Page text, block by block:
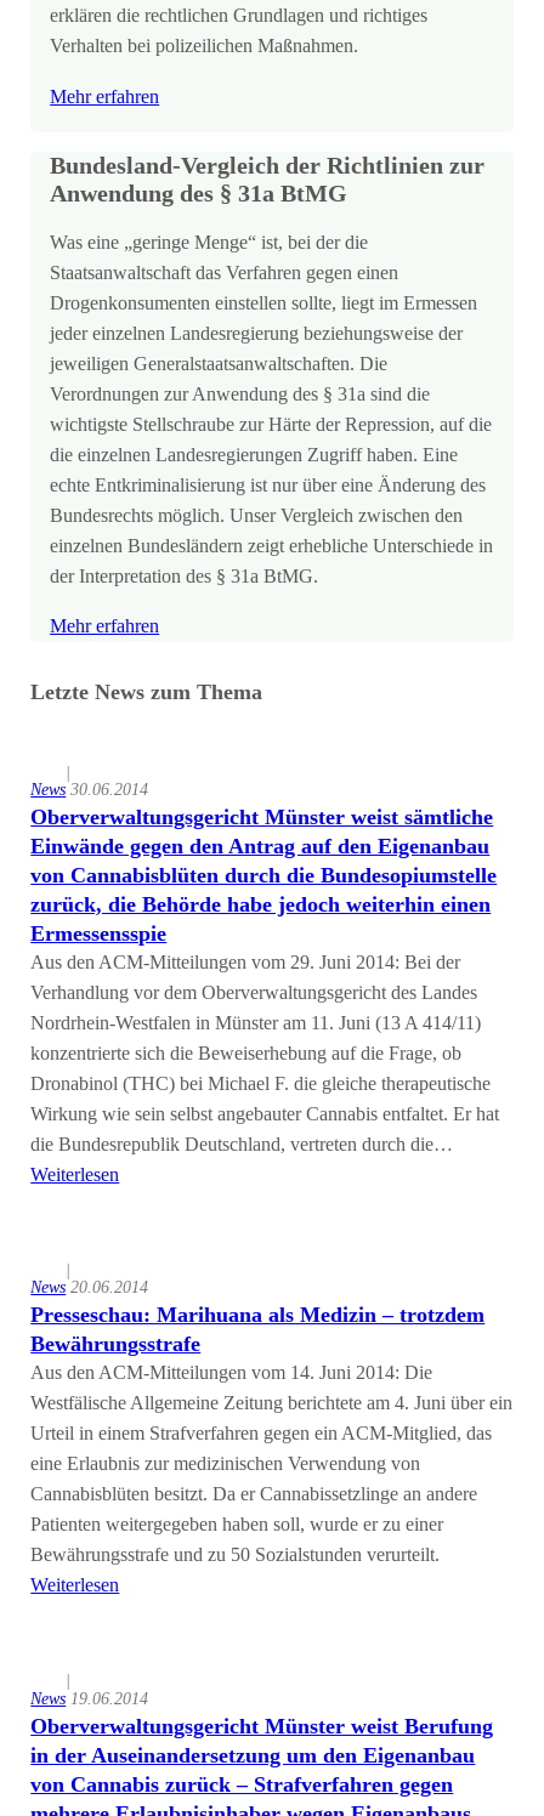
erklären die rechtlichen Grundlagen und richtiges
Verhalten bei polizeilichen Maßnahmen.
Mehr erfahren
Bundesland-Vergleich der Richtlinien zur
Anwendung des § 31a BtMG
Was eine „geringe Menge“ ist, bei der die
Staatsanwaltschaft das Verfahren gegen einen
Drogenkonsumenten einstellen sollte, liegt im Ermessen
jeder einzelnen Landesregierung beziehungsweise der
jeweiligen Generalstaatsanwaltschaften. Die
Verordnungen zur Anwendung des § 31a sind die
wichtigste Stellschraube zur Härte der Repression, auf die
die einzelnen Landesregierungen Zugriff haben. Eine
echte Entkriminalisierung ist nur über eine Änderung des
Bundesrechts möglich. Unser Vergleich zwischen den
einzelnen Bundesländern zeigt erhebliche Unterschiede in
der Interpretation des § 31a BtMG.
Mehr erfahren
Letzte News zum Thema
News
|
30.06.2014
Oberverwaltungsgericht Münster weist sämtliche
Einwände gegen den Antrag auf den Eigenanbau
von Cannabisblüten durch die Bundesopiumstelle
zurück, die Behörde habe jedoch weiterhin einen
Ermessensspie
Aus den ACM-Mitteilungen vom 29. Juni 2014: Bei der
Verhandlung vor dem Oberverwaltungsgericht des Landes
Nordrhein-Westfalen in Münster am 11. Juni (13 A 414/11)
konzentrierte sich die Beweiserhebung auf die Frage, ob
Dronabinol (THC) bei Michael F. die gleiche therapeutische
Wirkung wie sein selbst angebauter Cannabis entfaltet. Er hat
die Bundesrepublik Deutschland, vertreten durch die…
Weiterlesen
News
|
20.06.2014
Presseschau: Marihuana als Medizin – trotzdem
Bewährungsstrafe
Aus den ACM-Mitteilungen vom 14. Juni 2014: Die
Westfälische Allgemeine Zeitung berichtete am 4. Juni über ein
Urteil in einem Strafverfahren gegen ein ACM-Mitglied, das
eine Erlaubnis zur medizinischen Verwendung von
Cannabisblüten besitzt. Da er Cannabissetzlinge an andere
Patienten weitergegeben haben soll, wurde er zu einer
Bewährungsstrafe und zu 50 Sozialstunden verurteilt.
Weiterlesen
News
|
19.06.2014
Oberverwaltungsgericht Münster weist Berufung
in der Auseinandersetzung um den Eigenanbau
von Cannabis zurück – Strafverfahren gegen